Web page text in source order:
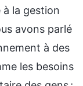
la gestion
avons parlé
à des
les besoins